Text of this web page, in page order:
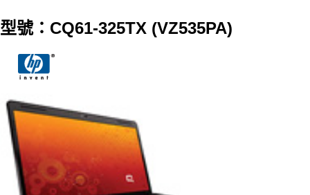
型號：CQ61-325TX (VZ535PA)